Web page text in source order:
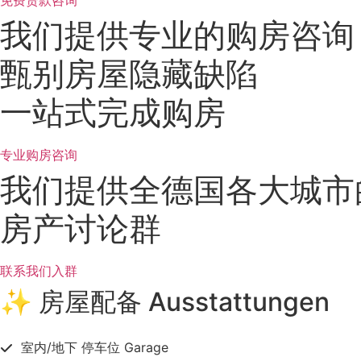
我们提供专业的购房咨询
甄别房屋隐藏缺陷
一站式完成购房
专业购房咨询
我们提供全德国各大城
房产讨论群
联系我们入群
✨ 房屋配备 Ausstattungen
室内/地下 停车位 Garage